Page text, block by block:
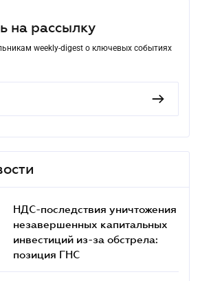
на рассылку
weekly-digest о ключевых событиях
НДС-последствия уничтожения
незавершенных капитальных
инвестиций из-за обстрела:
позиция ГНС